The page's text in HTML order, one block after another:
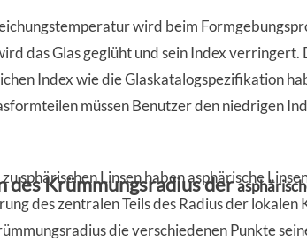
wird beim
das Glas geglüht und sein Index
Index wie die Glaskatalogspezifikation
müssen Benutzer den niedrigen
des Krümmungsradius der
sphärischen Linsen haben asphärische
des zentralen Teils des Radius der
die verschiedenen Punkte